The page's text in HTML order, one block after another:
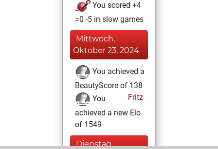
You scored +4
=0 -5 in slow games
Mittwoch,
Oktober 23, 2024
You achieved a
BeautyScore of 138
Fritz
You
achieved a new Elo
of 1549
Dienstag,